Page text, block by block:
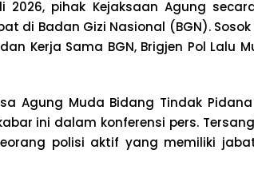
2026, pihak Kejaksaan Agung
di Badan Gizi Nasional (BGN).
Kerja Sama BGN, Brigjen Pol Lalu
Agung Muda Bidang Tindak
ini dalam konferensi pers.
polisi aktif yang memiliki